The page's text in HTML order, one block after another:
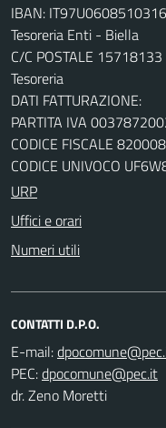
IBAN:
Tesoreria Enti - Biella
C/C POSTALE
Tesoreria
DATI FATTURAZIONE:
PARTITA IVA
CODICE FISCALE
CODICE UNIVOCO
URP
Uffici e orari
Numeri utili
CONTATTI D.P.O.
E-mail:
PEC:
dr. Zeno Moretti